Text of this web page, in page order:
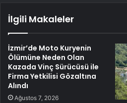
İlgili Makaleler
İzmir’de Moto Kuryenin
Ölümüne Neden Olan
Kazada Vinç Sürücüsü ile
Firma Yetkilisi Gözaltına
Alındı
Ağustos 7, 2026